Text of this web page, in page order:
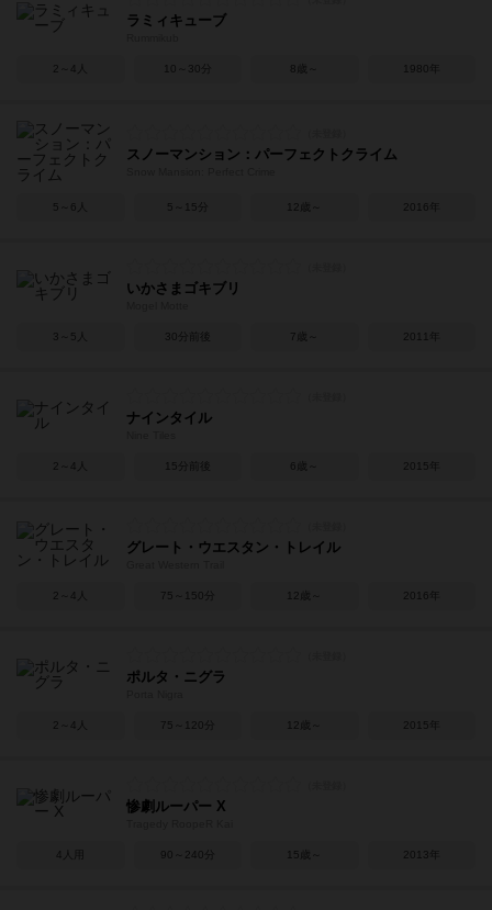
ラミィキューブ
2～4人 10～30分 8歳～ 1980年
スノーマンション：パーフェクトクライム
5～6人 5～15分 12歳～ 2016年
いかさまゴキブリ
3～5人 30分前後 7歳～ 2011年
ナインタイル
2～4人 15分前後 6歳～ 2015年
グレート・ウエスタン・トレイル
2～4人 75～150分 12歳～ 2016年
ポルタ・ニグラ
2～4人 75～120分 12歳～ 2015年
惨劇ルーパー X
4人用 90～240分 15歳～ 2013年